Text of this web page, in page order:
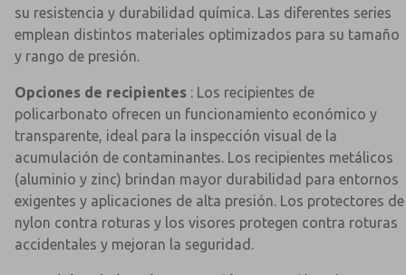
su resistencia y durabilidad química. Las diferentes series
emplean distintos materiales optimizados para su tamaño
y rango de presión.
Opciones de recipientes : Los recipientes de
policarbonato ofrecen un funcionamiento económico y
transparente, ideal para la inspección visual de la
acumulación de contaminantes. Los recipientes metálicos
(aluminio y zinc) brindan mayor durabilidad para entornos
exigentes y aplicaciones de alta presión. Los protectores de
nylon contra roturas y los visores protegen contra roturas
accidentales y mejoran la seguridad.